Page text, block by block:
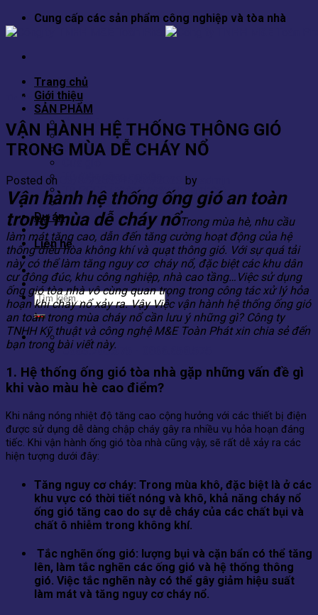
Skip
to
Cung cấp các sản phẩm công nghiệp và tòa nhà
Trang chủ
Giới thiệu
SẢN PHẨM
Ống thông gió
Phụ kiện ống thông gió
Van gió
Tủ PCCC (phòng cháy chữa cháy)
Thang máng cáp
Dự án
Tin tức
Liên hệ
Tìm
kiếm:
Contact
0866.788.575 - 0866.658.575
Tin tức
VẬN HÀNH HỆ THỐNG THÔNG GIÓ
TRONG MÙA DỄ CHÁY NỔ
Posted on by
Vận hành hệ thống ống gió an toàn
trong mùa dễ cháy nổTrong mùa hè, nhu cầu
làm mát tăng cao, dẫn đến tăng cường hoạt động của hệ
thống điều hòa không khí và quạt thông gió. Với sự quá tải
này có thể làm tăng nguy cơ cháy nổ, đặc biệt các khu dân
cư đông đúc, khu công nghiệp, nhà cao tầng…Việc sử dụng
ống gió tòa nhà vô cùng quan trọng trong công tác xử lý hỏa
hoạn khi cháy nổ xảy ra. Vậy Việc vận hành hệ thống ống gió
an toàn trong mùa cháy nổ cần lưu ý những gì? Công ty
TNHH Kỹ thuật và công nghệ M&E Toàn Phát xin chia sẻ đến
bạn trong bài viết này.
1. Hệ thống ống gió tòa nhà gặp những vấn đề gì
khi vào màu hè cao điểm?
Khi nắng nóng nhiệt độ tăng cao cộng hưởng với các thiết bị điện
được sử dụng dễ dàng chập cháy gây ra nhiều vụ hỏa hoạn đáng
tiếc. Khi vận hành ống gió tòa nhà cũng vậy, sẽ rất dễ xảy ra các
hiện tượng dưới đây:
Tăng nguy cơ cháy: Trong mùa khô, đặc biệt là ở các
khu vực có thời tiết nóng và khô, khả năng cháy nổ
ống gió tăng cao do sự dễ cháy của các chất bụi và
chất ô nhiễm trong không khí.
Tắc nghẽn ống gió: lượng bụi và cặn bẩn có thể tăng
lên, làm tắc nghẽn các ống gió và hệ thống thông
gió. Việc tắc nghẽn này có thể gây giảm hiệu suất
làm mát và tăng nguy cơ cháy nổ.